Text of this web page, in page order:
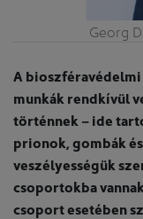
Georg
A bioszféravédelmi
munkák rendkívül
történnek – ide
prionok, gombák
veszélyességük
csoportokba
csoport esetében